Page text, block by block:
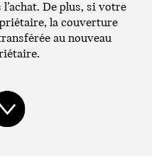
De plus, si votre
la couverture
au nouveau